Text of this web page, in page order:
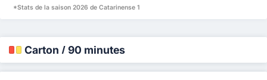
*Stats de la saison 2026 de Catarinense 1
Carton / 90 minutes